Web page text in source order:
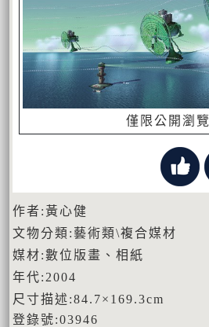
僅限公開瀏覽
作者:黃心健
文物分類:藝術類\複合媒材
媒材:數位版畫、相紙
年代:2004
尺寸描述:84.7×169.3cm
登錄號:03946